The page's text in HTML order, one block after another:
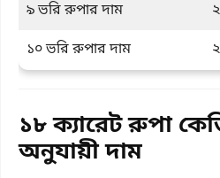
৯ ভরি রুপার দাম
১০ ভরি রুপার দাম
১৮ ক্যারেট রুপা
অনুযায়ী দাম